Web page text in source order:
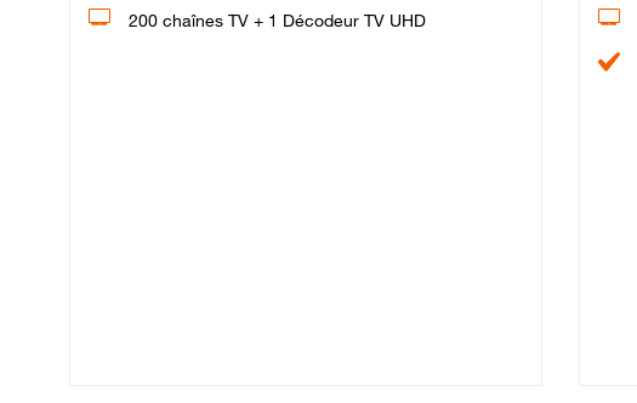
200 chaînes TV + 1 Décodeur TV UHD